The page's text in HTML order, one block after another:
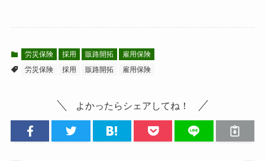
労災保険 採用 販路開拓
雇用保険
労災保険
採用 販路開拓 雇用保険
よかったらシェアしてね！